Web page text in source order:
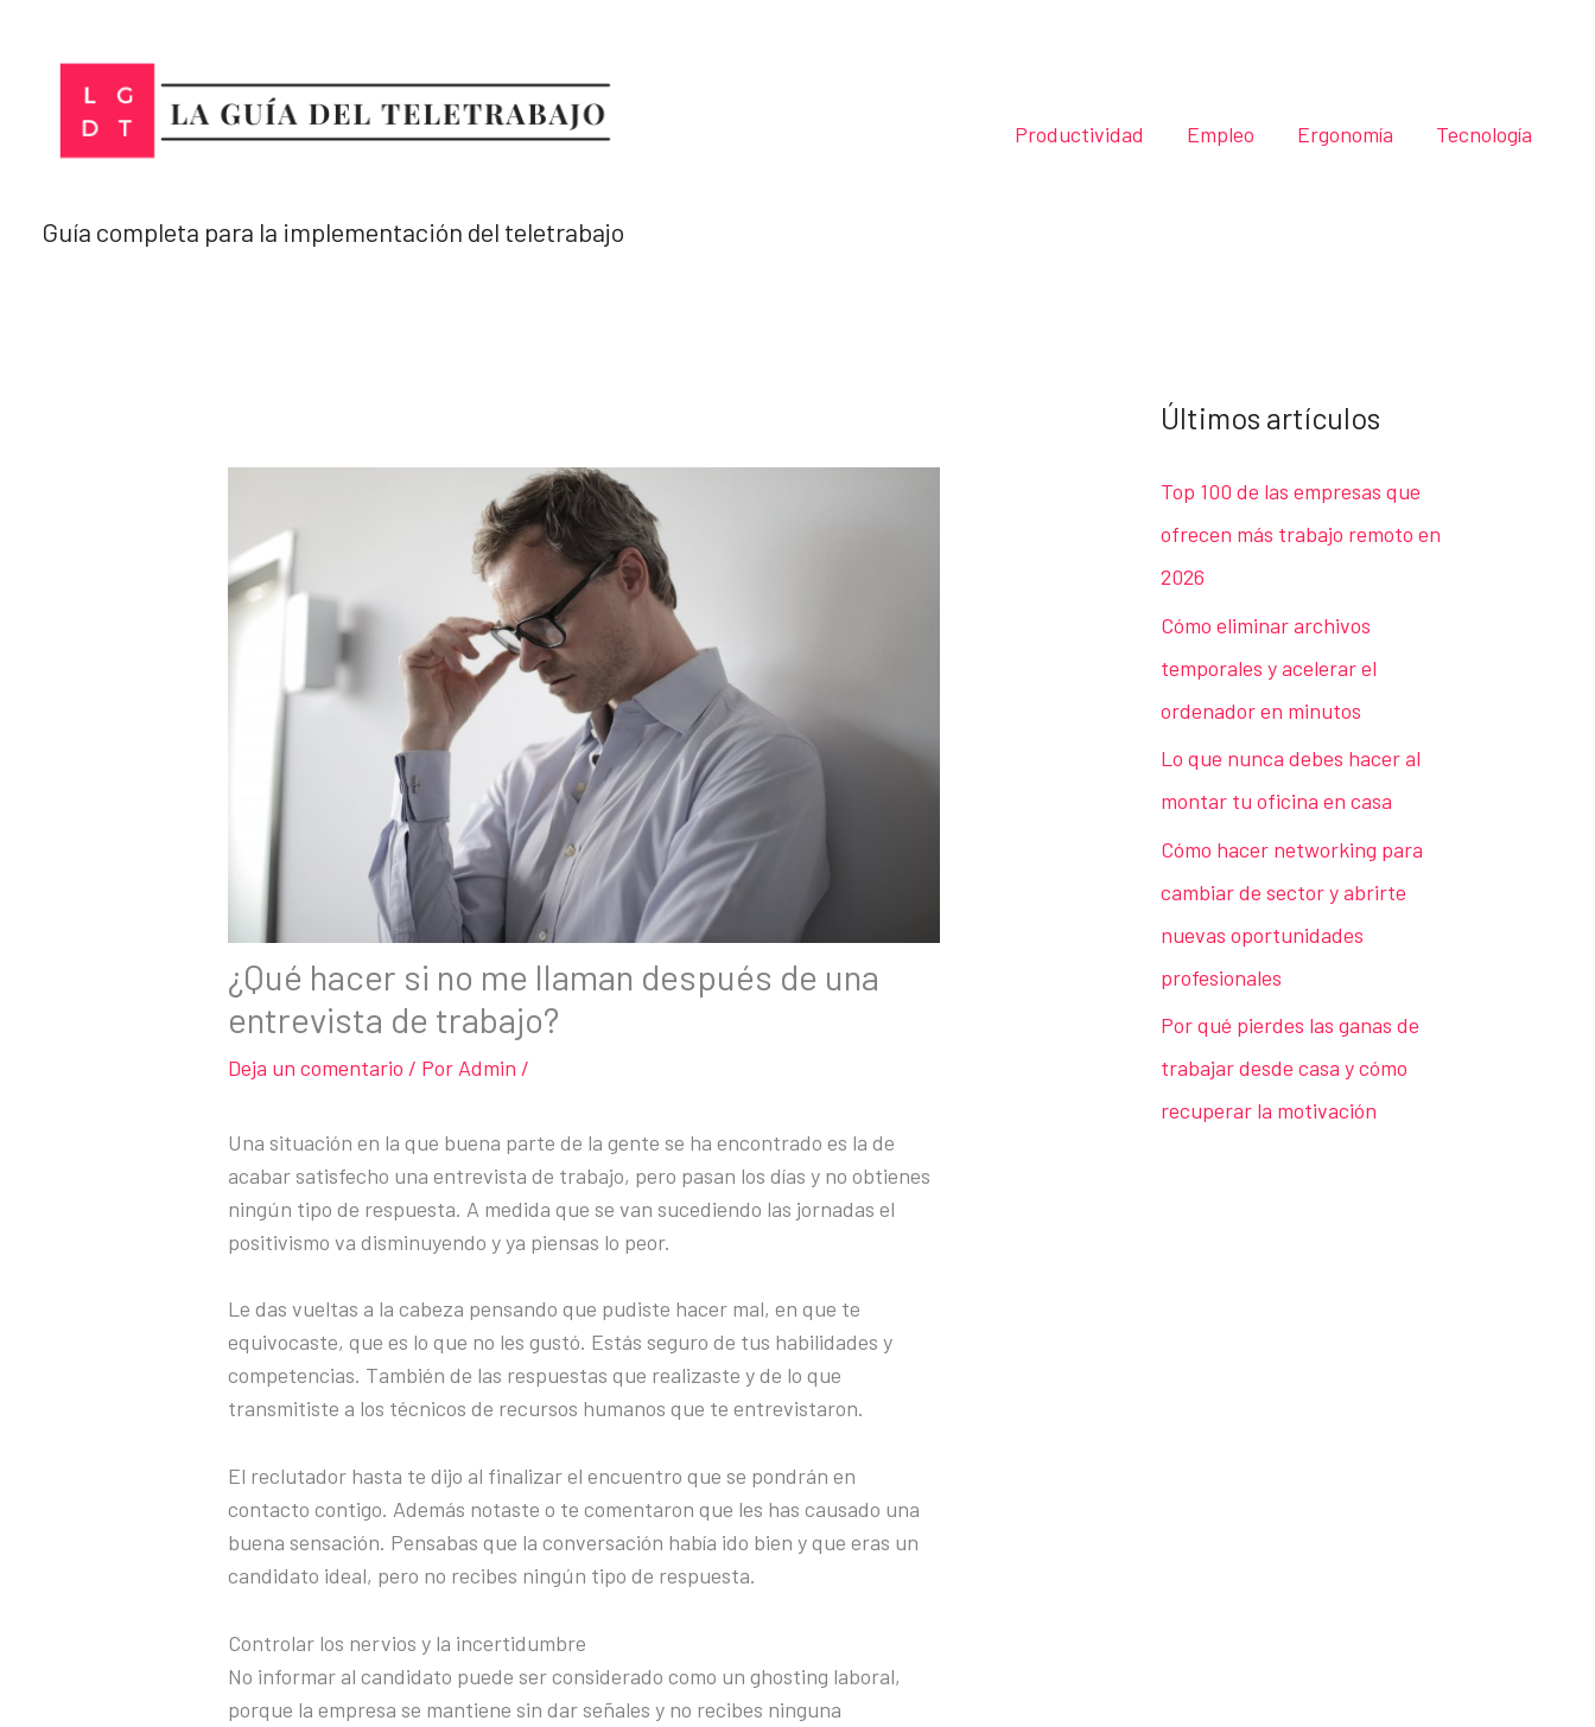
contenido
Guía completa para la implementación del teletrabajo
Productividad Empleo Ergonomía Tecnología
¿Qué hacer si no me llaman después de una
entrevista de trabajo?
Deja un comentario / Por Admin /
Una situación en la que buena parte de la gente se ha encontrado es la de
acabar satisfecho una entrevista de trabajo, pero pasan los días y no obtienes
ningún tipo de respuesta. A medida que se van sucediendo las jornadas el
positivismo va disminuyendo y ya piensas lo peor.
Le das vueltas a la cabeza pensando que pudiste hacer mal, en que te
equivocaste, que es lo que no les gustó. Estás seguro de tus habilidades y
competencias. También de las respuestas que realizaste y de lo que
transmitiste a los técnicos de recursos humanos que te entrevistaron.
El reclutador hasta te dijo al finalizar el encuentro que se pondrán en
contacto contigo. Además notaste o te comentaron que les has causado una
buena sensación. Pensabas que la conversación había ido bien y que eras un
candidato ideal, pero no recibes ningún tipo de respuesta.
Controlar los nervios y la incertidumbre
No informar al candidato puede ser considerado como un ghosting laboral,
porque la empresa se mantiene sin dar señales y no recibes ninguna
Últimos artículos
Top 100 de las empresas que
ofrecen más trabajo remoto en
2026
Cómo eliminar archivos
temporales y acelerar el
ordenador en minutos
Lo que nunca debes hacer al
montar tu oficina en casa
Cómo hacer networking para
cambiar de sector y abrirte
nuevas oportunidades
profesionales
Por qué pierdes las ganas de
trabajar desde casa y cómo
recuperar la motivación